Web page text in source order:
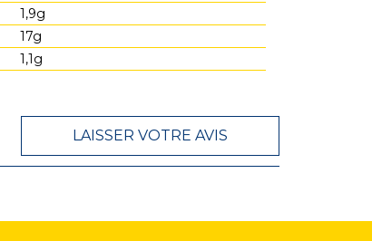
1,9g
17g
1,1g
LAISSER VOTRE AVIS